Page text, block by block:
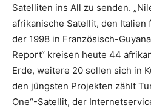
Satelliten ins All zu senden.
afrikanische Satellit, den Italien
der 1998 in Französisch-
Report“ kreisen heute 44
Erde, weitere 20 sollen sich in
den jüngsten Projekten zählt
One“-Satellit, der